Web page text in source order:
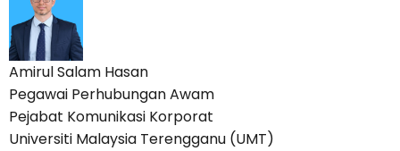
Amirul Salam Hasan
Pegawai Perhubungan Awam
Pejabat Komunikasi Korporat
Universiti Malaysia Terengganu (UMT)